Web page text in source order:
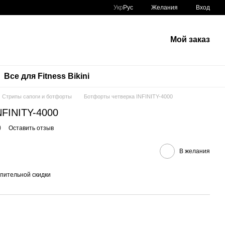
Укр Рус Желания Вход
Мой заказ
Все для Fitness Bikini
Стрипы сапоги и ботфорты Ботфорты четверка INFINITY-4000
4000
Оставить отзыв
В желания
скидки